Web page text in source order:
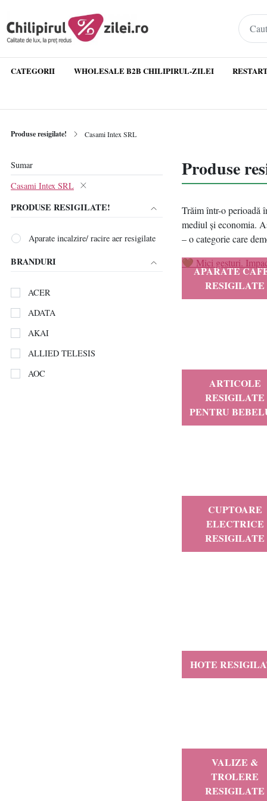
CATEGORII WHOLESALE B2B CHILIPIRUL-ZILEI
Produse resigilate! Casami Intex SRL
Sumar
Casami Intex SRL
PRODUSE RESIGILATE!
Aparate incalzire/ racire aer resigilate
BRANDURI
ACER
ADATA
AKAI
ALLIED TELESIS
AOC
Produse
Trăim într-o perioadă
mediul și economia.
– o categorie care
💚 Mici gesturi.
APARATE
RESIGILATE
ARTICOLE
RESIGILATE
PENTRU
CUPTOARE
ELECTRICE
RESIGILATE
HOTE
VALIZE &
TROLERE
RESIGILATE